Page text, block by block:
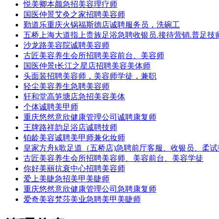
悦美卿本颜急招美容理疗师
国医仲景艾灸之家招聘美容师
勤道乐重庆火锅福斯德店诚聘服务员，洗碗工
五桥上海大道指上贵族足浴急聘收银员.接待营销.普足技
沙龙路美容院诚聘美容师
古匠美容养生会所招聘美容前台、美容师
国医仲景t长江之星店招聘美容美体师
头面装招聘美容师，美容师学徒，兼职
轻尘美容养生急聘美容师
轩和堂高笋塘店急招美容美体
个体诚聘美甲师
重庆悠然意欣健康管理公司诚聘康复师
王牌路祥韵足浴店诚聘技师
铂龄美容诚聘美甲师兼化妆师
皇家方舟k歌足道（五桥店)急聘前厅客服、收银员、柔
古匠美容养生会所招聘美容师、美容前台、美容学徒
你好美丽抗衰中心招聘美容师
爱上美睫急招美甲美睫师
重庆悠然意欣健康管理公司急聘康复师
爱奇美容梵莎美业急聘美甲美睫师